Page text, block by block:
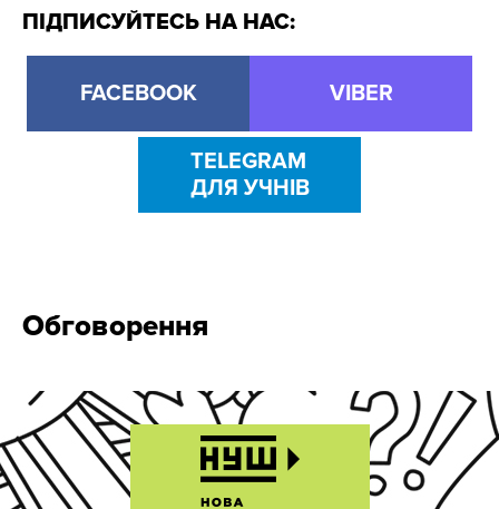
ПІДПИСУЙТЕСЬ НА НАС:
FACEBOOK VIBER
TELEGRAM
ДЛЯ УЧНІВ
Обговорення